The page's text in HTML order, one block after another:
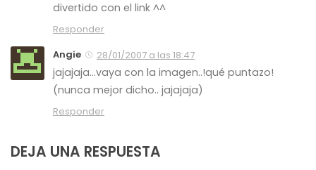
divertido con el link ^^
Responder
Angie
28/01/2007 a las 18:47
jajajaja…vaya con la imagen..!qué puntazo!
(nunca mejor dicho.. jajajaja)
Responder
DEJA UNA RESPUESTA